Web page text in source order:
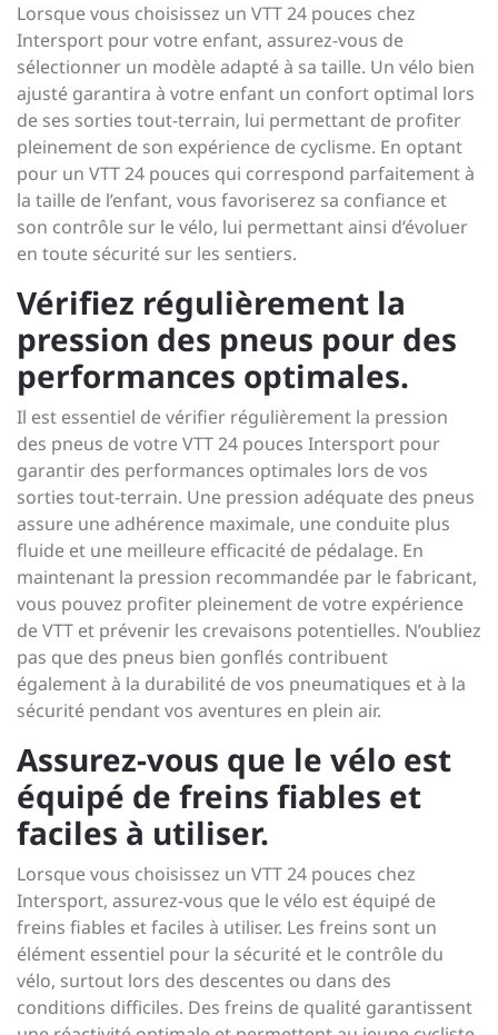
Lorsque vous choisissez un VTT 24 pouces chez
Intersport pour votre enfant, assurez-vous de
sélectionner un modèle adapté à sa taille. Un vélo bien
ajusté garantira à votre enfant un confort optimal lors
de ses sorties tout-terrain, lui permettant de profiter
pleinement de son expérience de cyclisme. En optant
pour un VTT 24 pouces qui correspond parfaitement à
la taille de l’enfant, vous favoriserez sa confiance et
son contrôle sur le vélo, lui permettant ainsi d’évoluer
en toute sécurité sur les sentiers.
Vérifiez régulièrement la
pression des pneus pour des
performances optimales.
Il est essentiel de vérifier régulièrement la pression
des pneus de votre VTT 24 pouces Intersport pour
garantir des performances optimales lors de vos
sorties tout-terrain. Une pression adéquate des pneus
assure une adhérence maximale, une conduite plus
fluide et une meilleure efficacité de pédalage. En
maintenant la pression recommandée par le fabricant,
vous pouvez profiter pleinement de votre expérience
de VTT et prévenir les crevaisons potentielles. N’oubliez
pas que des pneus bien gonflés contribuent
également à la durabilité de vos pneumatiques et à la
sécurité pendant vos aventures en plein air.
Assurez-vous que le vélo est
équipé de freins fiables et
faciles à utiliser.
Lorsque vous choisissez un VTT 24 pouces chez
Intersport, assurez-vous que le vélo est équipé de
freins fiables et faciles à utiliser. Les freins sont un
élément essentiel pour la sécurité et le contrôle du
vélo, surtout lors des descentes ou dans des
conditions difficiles. Des freins de qualité garantissent